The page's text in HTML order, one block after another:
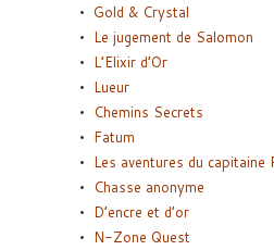
Gold & Crystal
Le jugement de Salomon
L’Elixir d’Or
Lueur
Chemins Secrets
Fatum
Les aventures du capitaine
Chasse anonyme
D’encre et d’or
N-Zone Quest